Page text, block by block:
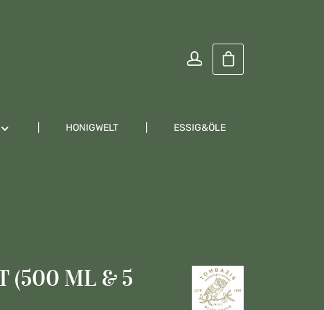
Warenkorb
HONIGWELT ESSIG&ÖLE
(500 ML & 5